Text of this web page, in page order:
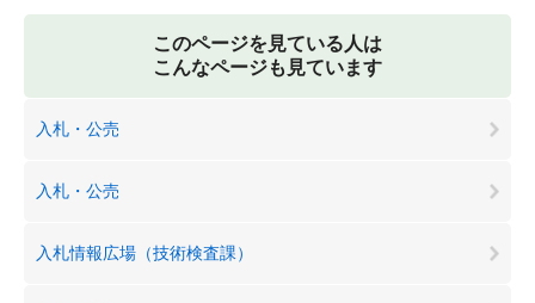
このページを見ている人は
こんなページも見ています
入札・公売
入札・公売
入札情報広場（技術検査課）